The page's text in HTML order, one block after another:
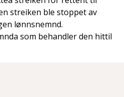
streiken ble stoppet av
lønnsnemnd.
som behandler den hittil